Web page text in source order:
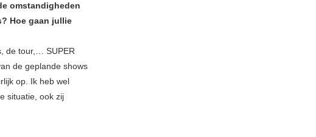
omstandigheden
Hoe gaan jullie
de tour,… SUPER
de geplande shows
op. Ik heb wel
situatie, ook zij